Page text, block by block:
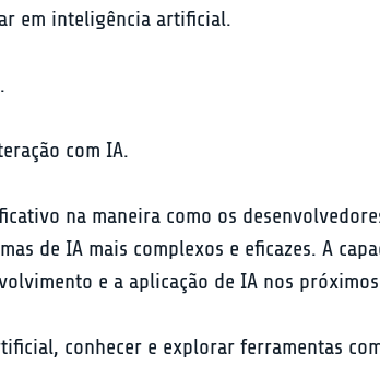
em inteligência artificial.
com IA.
na maneira como os
de IA mais complexos e eficazes. A
e a aplicação de IA nos
conhecer e explorar ferramentas